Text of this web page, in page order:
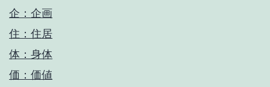
企：企画
住：住居
体：身体
価：価値